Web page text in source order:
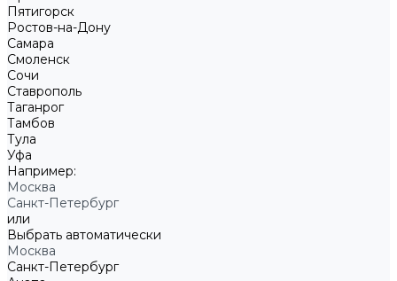
Пятигорск
Ростов-на-Дону
Самара
Смоленск
Сочи
Ставрополь
Таганрог
Тамбов
Тула
Уфа
Например:
Москва
Санкт-Петербург
или
Выбрать автоматически
Москва
Санкт-Петербург